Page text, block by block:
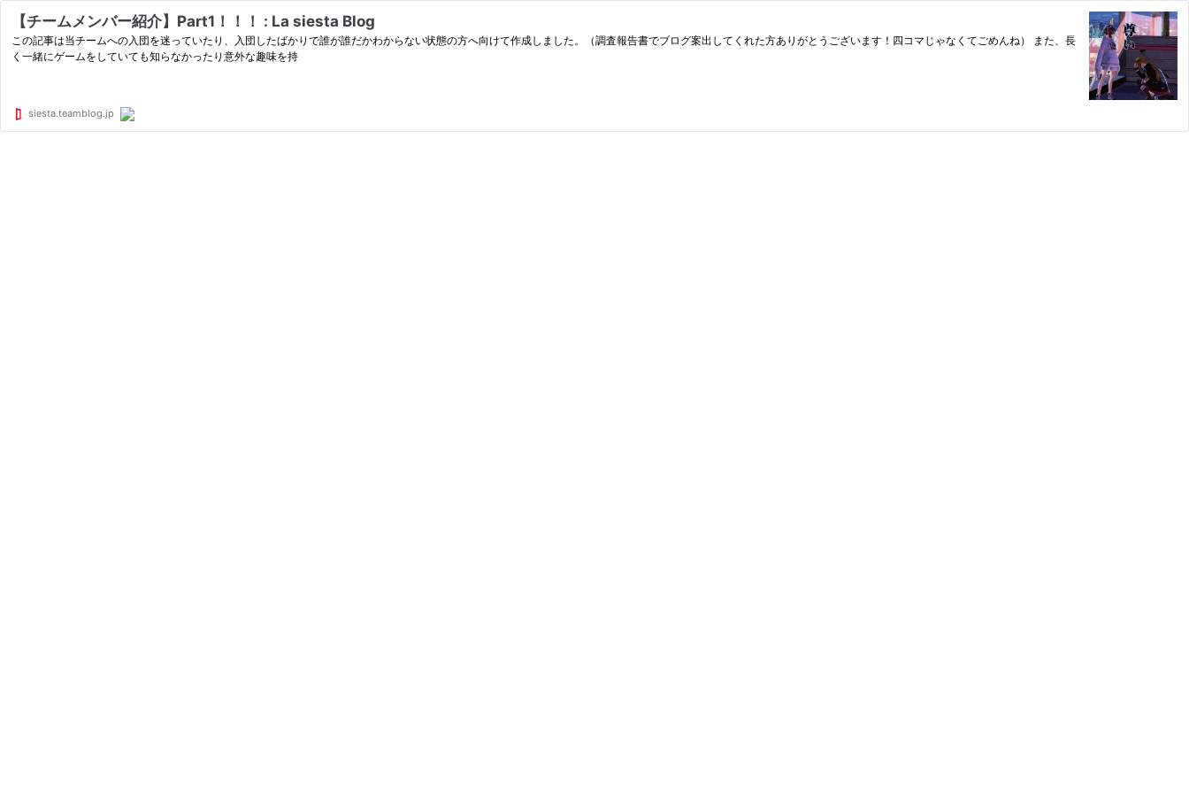
【チームメンバー紹介】Part1！！！ : La siesta Blog
この記事は当チームへの入団を迷っていたり、入団したばかりで誰が誰だかわからない状態の方へ向けて作成しました。（調査報告書でブログ案出してくれた方ありがとうございます！四コマじゃなくてごめんね） また、長
く一緒にゲームをしていても知らなかったり意外な趣味を持
siesta.teamblog.jp